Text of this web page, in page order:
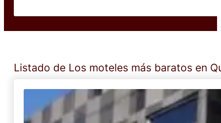
Listado de Los moteles más baratos en